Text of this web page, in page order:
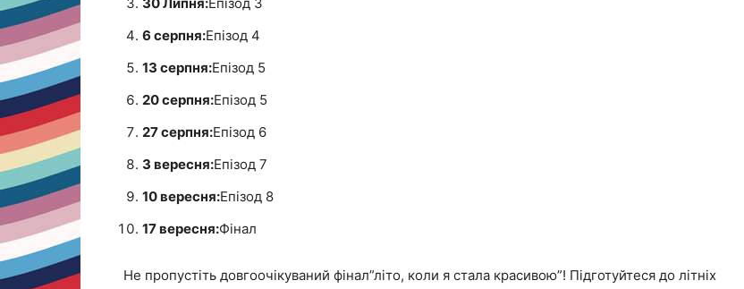
6 серпня:Епізод 4
13 серпня:Епізод 5
20 серпня:Епізод 5
27 серпня:Епізод 6
3 вересня:Епізод 7
10 вересня:Епізод 8
17 вересня:Фінал
Не пропустіть довгоочікуваний фінал”літо, коли я стала красивою”! Підготуйтеся до літніх